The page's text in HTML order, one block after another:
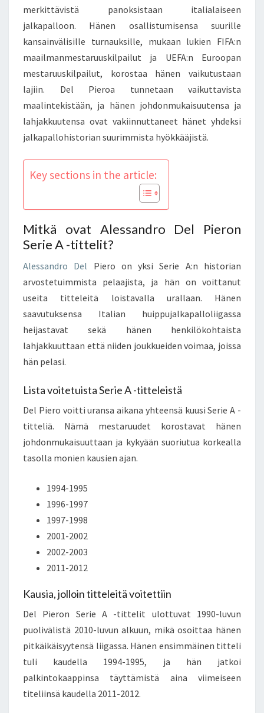
merkittävistä panoksistaan italialaiseen
jalkapalloon. Hänen osallistumisensa suurille
kansainvälisille turnauksille, mukaan lukien FIFA:n
maailmanmestaruuskilpailut ja UEFA:n Euroopan
mestaruuskilpailut, korostaa hänen vaikutustaan
lajiin. Del Pieroa tunnetaan vaikuttavista
maalintekistään, ja hänen johdonmukaisuutensa ja
lahjakkuutensa ovat vakiinnuttaneet hänet yhdeksi
jalkapallohistorian suurimmista hyökkääjistä.
Key sections in the article:
Mitkä ovat Alessandro Del Pieron
Serie A -tittelit?
Alessandro Del Piero on yksi Serie A:n historian
arvostetuimmista pelaajista, ja hän on voittanut
useita titteleitä loistavalla urallaan. Hänen
saavutuksensa Italian huippujalkapalloliigassa
heijastavat sekä hänen henkilökohtaista
lahjakkuuttaan että niiden joukkueiden voimaa, joissa
hän pelasi.
Lista voitetuista Serie A -titteleistä
Del Piero voitti uransa aikana yhteensä kuusi Serie A -
titteliä. Nämä mestaruudet korostavat hänen
johdonmukaisuuttaan ja kykyään suoriutua korkealla
tasolla monien kausien ajan.
1994-1995
1996-1997
1997-1998
2001-2002
2002-2003
2011-2012
Kausia, jolloin titteleitä voitettiin
Del Pieron Serie A -tittelit ulottuvat 1990-luvun
puolivälistä 2010-luvun alkuun, mikä osoittaa hänen
pitkäikäisyytensä liigassa. Hänen ensimmäinen titteli
tuli kaudella 1994-1995, ja hän jatkoi
palkintokaappinsa täyttämistä aina viimeiseen
titeliinsä kaudella 2011-2012.